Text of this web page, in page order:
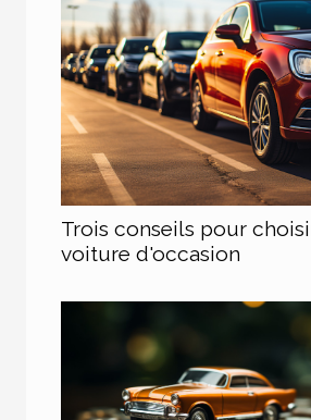
Trois conseils pour
voiture d'occasion